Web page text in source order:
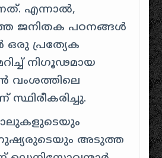
എന്നാൽ,
ജനിതക പഠനങ്ങൾ
ഒരു പ്രത്യേക
നിഗൂഢമായ
വംശത്തിലെ
സ്ഥിരീകരിച്ചു.
അടുത്ത